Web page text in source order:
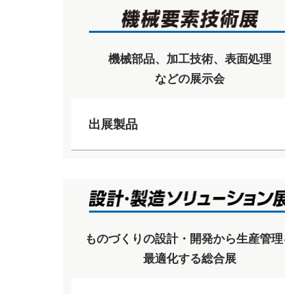
機械部品、加工技術、表面処理
などの展示会
出展製品
ものづくりの設計・開発から生産管
最適化する総合展